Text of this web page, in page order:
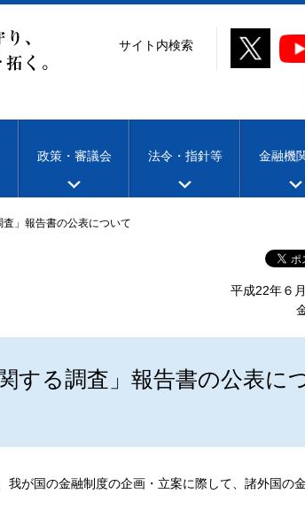
サイト内検索
政策・審議会 法令・指針等 金融機
査」報告書の公表について
平成22年６
する調査」報告書の公表に
が国の金融制度の企画・立案に際して、諸外国の